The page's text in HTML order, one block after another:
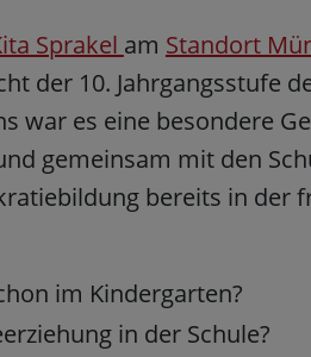
Sprakel am Standort
der 10. Jahrgangsstufe
war es eine besondere
gemeinsam mit den
bereits in der
im Kindergarten?
in der Schule?